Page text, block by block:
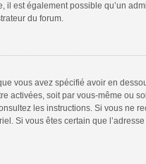
il est également possible qu’un
du forum.
vous avez spécifié avoir en
activées, soit par vous-même ou
les instructions. Si vous ne
Si vous êtes certain que